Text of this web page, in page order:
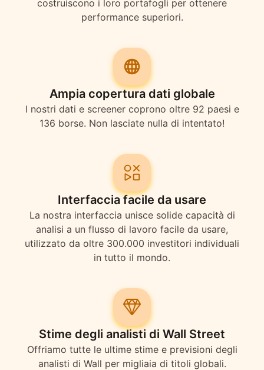
costruiscono i loro portafogli per ottenere
performance superiori.
Ampia copertura dati globale
I nostri dati e screener coprono oltre 92 paesi e
136 borse. Non lasciate nulla di intentato!
Interfaccia facile da usare
La nostra interfaccia unisce solide capacità di
analisi a un flusso di lavoro facile da usare,
utilizzato da oltre 300.000 investitori individuali
in tutto il mondo.
Stime degli analisti di Wall Street
Offriamo tutte le ultime stime e previsioni degli
analisti di Wall per migliaia di titoli globali.